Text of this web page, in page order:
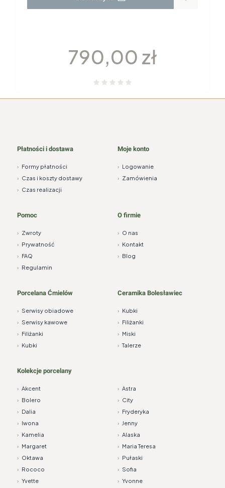
Cena
790,00 zł
Płatności i dostawa
› Formy płatności
› Czas i koszty dostawy
› Czas realizacji
Moje konto
› Logowanie
› Zamówienia
Pomoc
› Zwroty
› Prywatność
› FAQ
› Regulamin
O firmie
› O nas
› Kontakt
› Blog
Porcelana Ćmielów
› Serwisy obiadowe
› Serwisy kawowe
› Filiżanki
› Kubki
Ceramika Bolesławiec
› Kubki
› Filiżanki
› Miski
› Talerze
Kolekcje porcelany
› Akcent › Astra
› Bolero › City
› Dalia › Fryderyka
› Iwona › Jenny
› Kamelia › Alaska
› Margaret › Maria Teresa
› Oktawa › Pułaski
› Rococo › Sofia
› Yvette › Yvonne